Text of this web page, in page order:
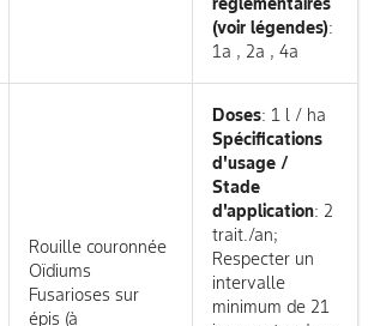
(voir légendes):
1a , 2a , 4a
Rouille couronnée
Oïdiums
Fusarioses sur
épis (à
Doses: 1 l / ha
Spécifications
d'usage /
Stade
d'application: 2
trait./an;
Respecter un
intervalle
minimum de 21